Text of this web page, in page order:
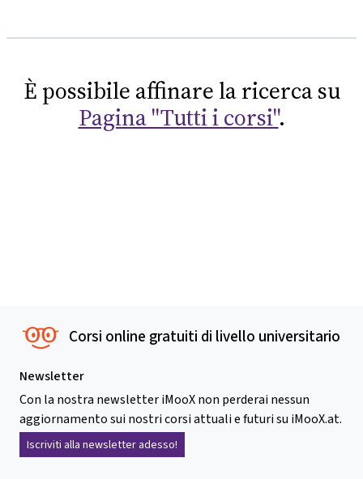
È possibile affinare la ricerca su
Pagina "Tutti i corsi".
Corsi online gratuiti di livello universitario
Newsletter
Con la nostra newsletter iMooX non perderai nessun
aggiornamento sui nostri corsi attuali e futuri su iMooX.at.
Iscriviti alla newsletter adesso!